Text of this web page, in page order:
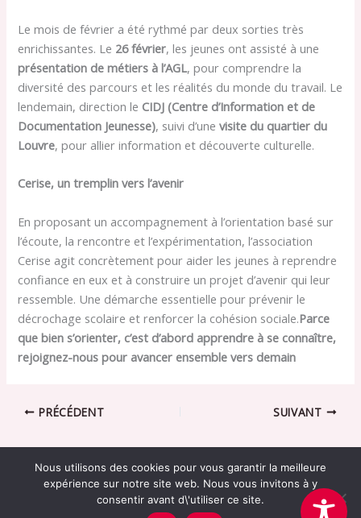
Le mois de février a été rythmé par deux sorties très
enrichissantes. Le 26 février, les jeunes ont assisté à une
présentation de métiers à l’AGL, pour comprendre la
diversité des parcours et les réalités du monde du travail. Le
lendemain, direction le CIDJ (Centre d’Information et de
Documentation Jeunesse), suivi d’unevisite du quartier du
Louvre, pour allier information et découverte culturelle.
Cerise, un tremplin vers l’avenir
En proposant un accompagnement à l’orientation basé sur
l’écoute, la rencontre et l’expérimentation, l’association
Cerise agit concrètement pour aider les jeunes à reprendre
confiance en eux et à construire un projet d’avenir qui leur
ressemble. Une démarche essentielle pour prévenir le
décrochage scolaire et renforcer la cohésion sociale.Parce
que bien s’orienter, c’est d’abord apprendre à se connaître,
rejoignez-nous pour avancer ensemble vers demain
PRÉCÉDENT SUIVANT
Association Cerise -mentions légales
Nous utilisons des cookies pour vous garantir la meilleure
expérience sur notre site web. Nous vous invitons à y
consentir avant d\'utiliser ce site.